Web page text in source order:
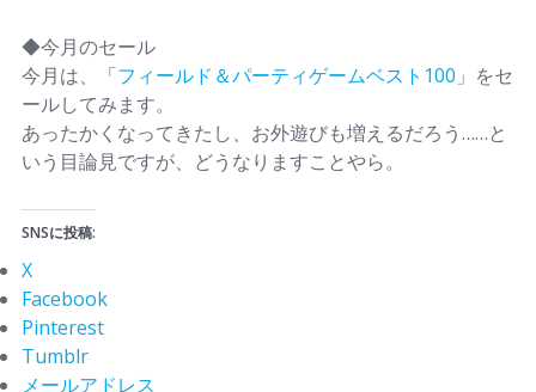
◆今月のセール
今月は、「フィールド＆パーティゲームベスト100 」をセ
ールしてみます。
あったかくなってきたし、お外遊びも増えるだろう……と
いう目論見ですが、どうなりますことやら。
SNSに投稿:
X
Facebook
Pinterest
Tumblr
メールアドレス